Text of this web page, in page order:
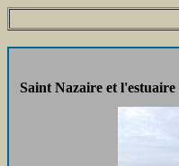
Saint Nazaire et l'estuaire